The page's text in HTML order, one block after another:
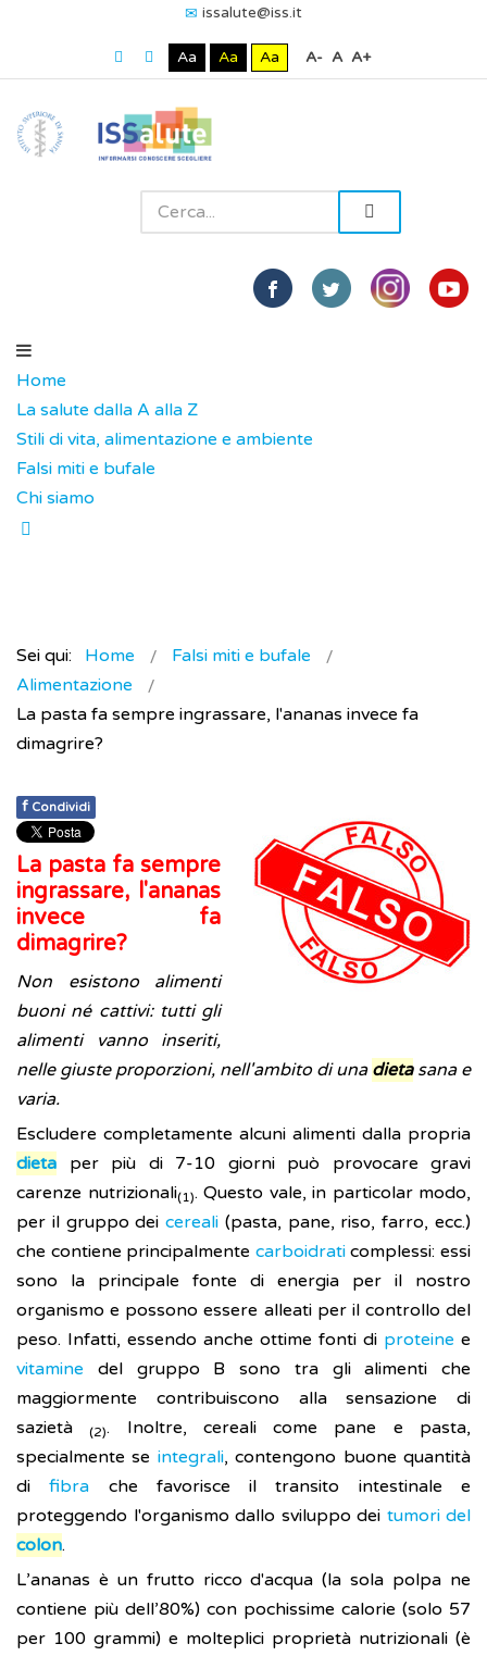
issalute@iss.it
Aa Aa Aa A- A A+
Home
La salute dalla A alla Z
Stili di vita, alimentazione e ambiente
Falsi miti e bufale
Chi siamo
Sei qui: Home
Falsi miti e bufale
Alimentazione
La pasta fa sempre ingrassare, l'ananas invece fa
dimagrire?
f Condividi
La pasta fa sempre
ingrassare, l'ananas
invece fa
dimagrire?
Non esistono alimenti
buoni né cattivi: tutti gli
alimenti vanno inseriti,
nelle giuste proporzioni, nell'ambito di una dietasana e
varia.
Escludere completamente alcuni alimenti dalla propria
dieta per più di 7-10 giorni può provocare gravi
carenze nutrizionali(1). Questo vale, in particolar modo,
per il gruppo deicereali (pasta, pane, riso, farro, ecc.)
che contiene principalmente carboidraticomplessi: essi
sono la principale fonte di energia per il nostro
organismo e possono essere alleati per il controllo del
peso. Infatti, essendo anche ottime fonti di proteine e
vitamine del gruppo B sono tra gli alimenti che
maggiormente contribuiscono alla sensazione di
sazietà(2). Inoltre, cereali come pane e pasta,
specialmente se integrali, contengono buone quantità
difibra che favorisce il transito intestinale e
proteggendo l'organismo dallo sviluppo dei tumori del
colon.
L’ananas è un frutto ricco d'acqua (la sola polpa ne
contiene più dell’80%) con pochissime calorie (solo 57
per 100 grammi) e molteplici proprietà nutrizionali (è